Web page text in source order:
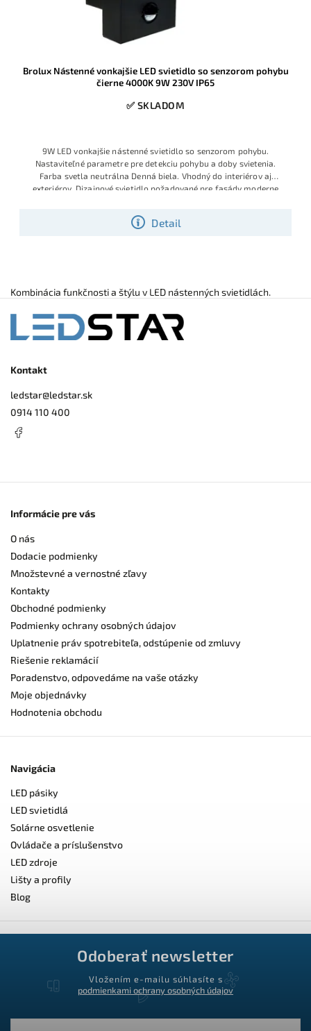
Brolux Nástenné vonkajšie LED svietidlo so senzorom pohybu
čierne 4000K 9W 230V IP65
✅ SKLADOM
Detail
9W LED vonkajšie nástenné svietidlo so senzorom pohybu.
Nastaviteľné parametre pre detekciu pohybu a doby svietenia.
Farba svetla neutrálna Denná biela. Vhodný do interiérov aj
exteriérov. Dizajnové svietidlo požadované pre fasády moderne
Kombinácia funkčnosti a štýlu v LED nástenných svietidlách.
Kontakt
ledstar@ledstar.sk
0914 110 400
Informácie pre vás
O nás
Dodacie podmienky
Množstevné a vernostné zľavy
Kontakty
Obchodné podmienky
Podmienky ochrany osobných údajov
Uplatnenie práv spotrebiteľa, odstúpenie od zmluvy
Riešenie reklamácií
Poradenstvo, odpovedáme na vaše otázky
Moje objednávky
Hodnotenia obchodu
Navigácia
LED pásiky
LED svietidlá
Solárne osvetlenie
Ovládače a príslušenstvo
LED zdroje
Lišty a profily
Blog
Odoberať newsletter
Vložením e-mailu súhlasíte s
podmienkami ochrany osobných údajov